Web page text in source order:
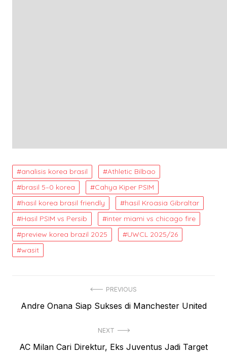
analisis korea brasil
Athletic Bilbao
brasil 5–0 korea
Cahya Kiper PSIM
hasil korea brasil friendly
hasil Kroasia Gibraltar
Hasil PSIM vs Persib
inter miami vs chicago fire
preview korea brazil 2025
UWCL 2025/26
wasit
navigation
PREVIOUS
Previous
Andre Onana Siap Sukses di Manchester United
NEXT
Next
AC Milan Cari Direktur, Eks Juventus Jadi Target